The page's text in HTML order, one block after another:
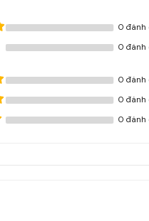
0 đánh
0 đánh
0 đánh
0 đánh
0 đánh